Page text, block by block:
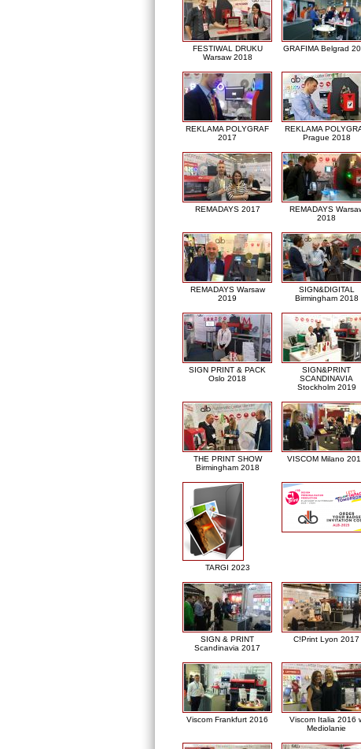
FESTIWAL DRUKU
Warsaw 2018
GRAFIMA Belgrad
REKLAMA POLYGRAF
2017
REKLAMA
Prague 2018
REMADAYS 2017
REMADAYS
2018
REMADAYS Warsaw
2019
SIGN&DIGITAL
Birmingham 2018
SIGN PRINT & PACK
Oslo 2018
SIGN&PRINT
SCANDINAVIA
Stockholm 2019
THE PRINT SHOW
Birmingham 2018
VISCOM Milano
TARGI 2023
SIGN & PRINT
Scandinavia 2017
C!Print Lyon 2017
Viscom Frankfurt 2016
Viscom Italia 2016
Mediolanie